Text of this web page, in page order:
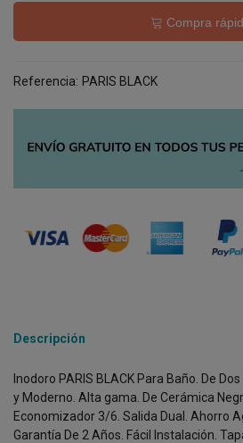
Compra
Referencia: PARIS BLACK
Descripción
Inodoro PARIS BLACK Para Baño. De
y Moderno. Alta gama. De Cerámica
Economizador 3/6. Salida Dual. Ahorro
Garantía De 2 Años. Fácil Instalación.